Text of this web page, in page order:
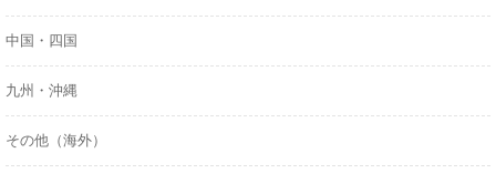
中国・四国
九州・沖縄
その他（海外）